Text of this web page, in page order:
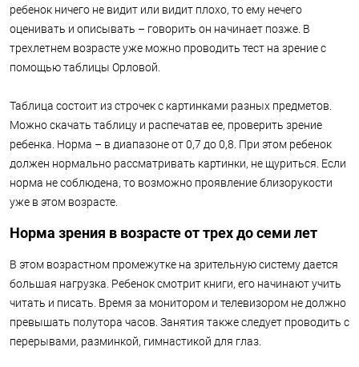
ребенок ничего не видит или видит плохо, то ему нечего
оценивать и описывать – говорить он начинает позже. В
трехлетнем возрасте уже можно проводить тест на зрение с
помощью таблицы Орловой.
Таблица состоит из строчек с картинками разных предметов.
Можно скачать таблицу и распечатав ее, проверить зрение
ребенка. Норма – в диапазоне от 0,7 до 0,8. При этом ребенок
должен нормально рассматривать картинки, не щуриться. Если
норма не соблюдена, то возможно проявление близорукости
уже в этом возрасте.
Норма зрения в возрасте от трех до семи лет
В этом возрастном промежутке на зрительную систему дается
большая нагрузка. Ребенок смотрит книги, его начинают учить
читать и писать. Время за монитором и телевизором не должно
превышать полутора часов. Занятия также следует проводить с
перерывами, разминкой, гимнастикой для глаз.